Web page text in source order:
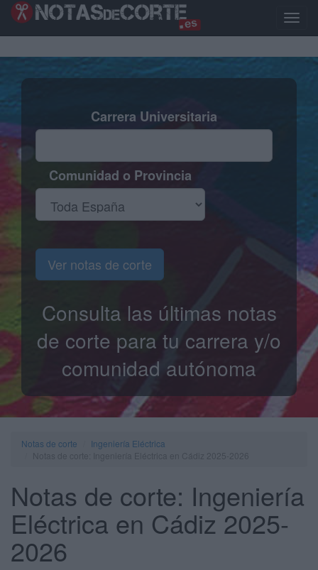
Pasar
Toggle
Carrera Universitaria
Comunidad o Provincia
Ver notas de corte
Consulta las últimas notas
de corte para tu carrera y/o
comunidad autónoma
Notas de corte
Ingeniería Eléctrica
Notas de corte: Ingeniería
Eléctrica en Cádiz 2025-
2026